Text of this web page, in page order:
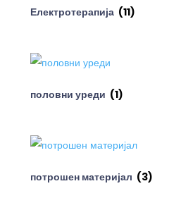
Електротерапија (11)
половни уреди (1)
потрошен материјал (3)